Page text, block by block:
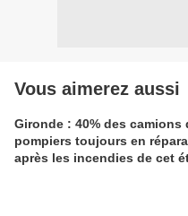
Vous aimerez aussi
Gironde : 40% des camions
pompiers toujours en
après les incendies de cet